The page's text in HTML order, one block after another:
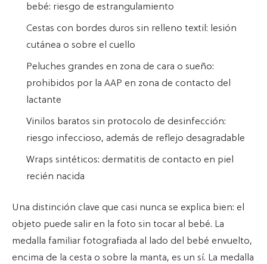
bebé: riesgo de estrangulamiento
Cestas con bordes duros sin relleno textil: lesión
cutánea o sobre el cuello
Peluches grandes en zona de cara o sueño:
prohibidos por la AAP en zona de contacto del
lactante
Vinilos baratos sin protocolo de desinfección:
riesgo infeccioso, además de reflejo desagradable
Wraps sintéticos: dermatitis de contacto en piel
recién nacida
Una distinción clave que casi nunca se explica bien: el
objeto puede salir en la foto sin tocar al bebé. La
medalla familiar fotografiada al lado del bebé envuelto,
encima de la cesta o sobre la manta, es un sí. La medalla